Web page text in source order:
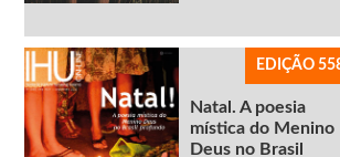
EDIÇÃO
Natal. A poesia
mística do Menino
Deus no Brasil